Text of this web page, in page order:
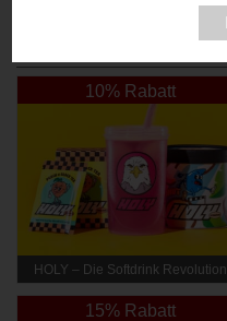
10% Rabatt
HOLY – Die Softdrink Revolution
15% Rabatt